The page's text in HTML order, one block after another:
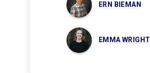
ERN BIEMAN
EMMA WRIGHT